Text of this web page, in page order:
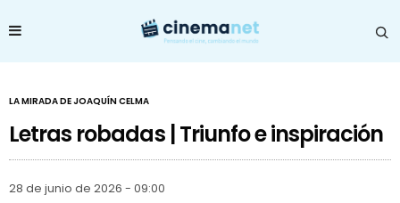
LA MIRADA DE JOAQUÍN CELMA
Letras robadas | Triunfo e inspiración
28 de junio de 2026 - 09:00